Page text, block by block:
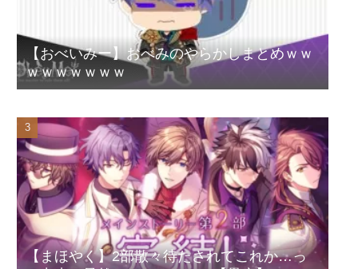
【おべいみー】おべみのやらかしまとめｗｗ
ｗｗｗｗｗｗｗ
【まほやく】2部散々待たされてこれか…っ